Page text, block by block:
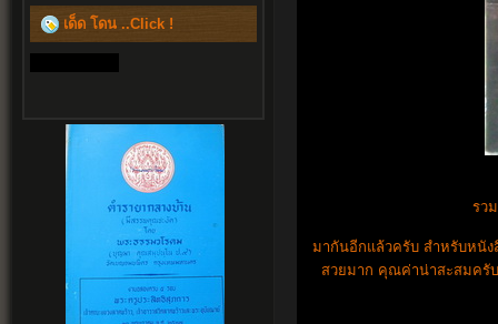
เด็ด โดน ..Click !
รว
มากันอีกแล้วครับ สำหรับหนัง
สวยมาก คุณค่าน่าสะสมครั